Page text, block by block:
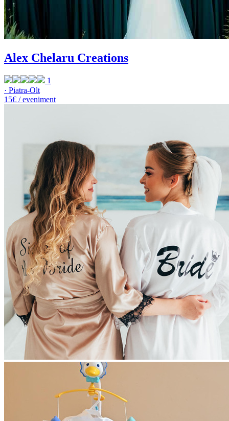
Alex Chelaru Creations
1
· Piatra-Olt
15€ / eveniment